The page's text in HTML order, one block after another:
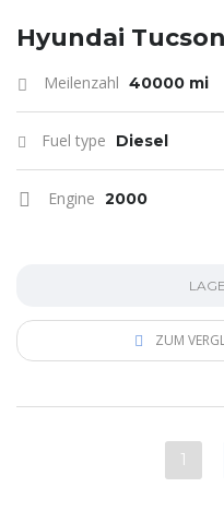
Hyundai
Meilenzahl 40000 mi
Fuel type Diesel
Engine 2000
ZUM
1